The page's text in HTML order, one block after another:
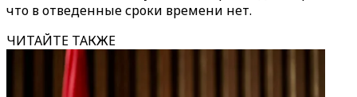
что в отведенные сроки времени нет.
ЧИТАЙТЕ ТАКЖЕ